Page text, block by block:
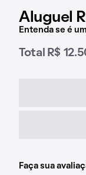
Aluguel
Entenda se é
Total R$
Faça sua